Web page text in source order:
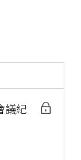
議紀